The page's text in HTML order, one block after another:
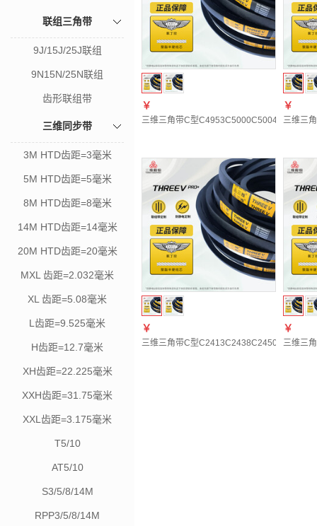
联组三角带
9J/15J/25J联组
9N15N/25N联组
齿形联组带
三维同步带
3M HTD齿距=3毫米
5M HTD齿距=5毫米
8M HTD齿距=8毫米
14M HTD齿距=14毫米
20M HTD齿距=20毫米
MXL 齿距=2.032毫米
XL 齿距=5.08毫米
L齿距=9.525毫米
H齿距=12.7毫米
XH齿距=22.225毫米
XXH齿距=31.75毫米
XXL齿距=3.175毫米
T5/10
AT5/10
S3/5/8/14M
RPP3/5/8/14M
￥
三维三角带C型
￥
三维三
￥
三维三角带C型
￥
三维三